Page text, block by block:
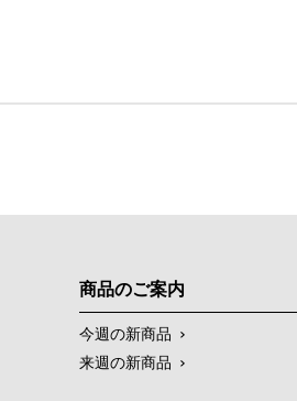
商品のご案内
今週の新商品
来週の新商品